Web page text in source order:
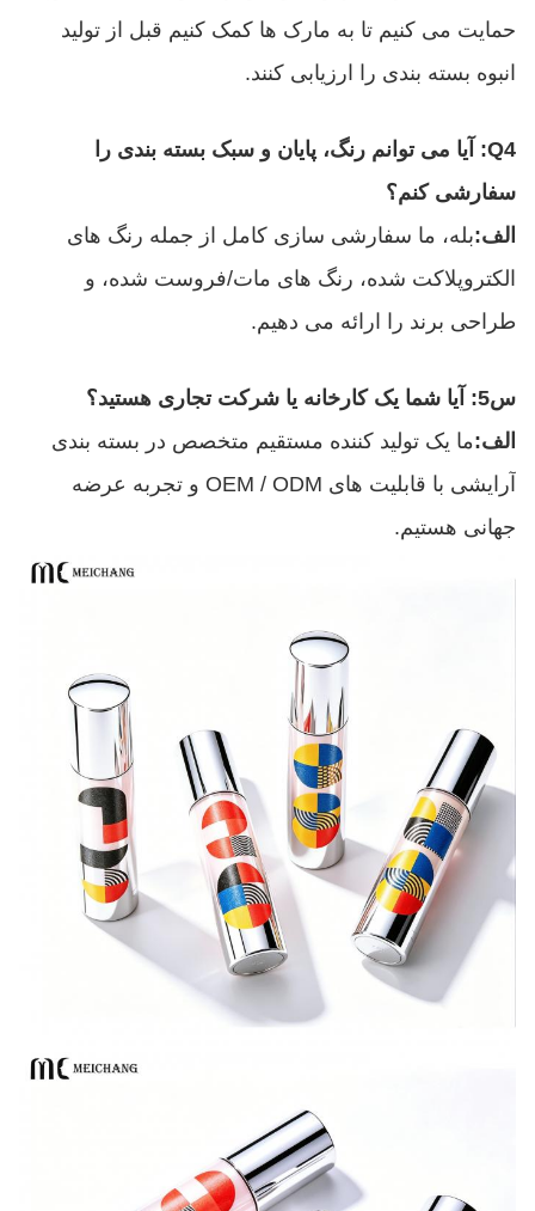
حمایت می کنیم تا به مارک ها کمک کنیم قبل از تولید
انبوه بسته بندی را ارزیابی کنند.
Q4: آیا می توانم رنگ، پایان و سبک بسته بندی را
سفارشی کنم؟
الف:بله، ما سفارشی سازی کامل از جمله رنگ های
الکتروپلاکت شده، رنگ های مات/فروست شده، و
طراحی برند را ارائه می دهیم.
س5: آیا شما یک کارخانه یا شرکت تجاری هستید؟
الف:ما یک تولید کننده مستقیم متخصص در بسته بندی
آرایشی با قابلیت های OEM / ODM و تجربه عرضه
جهانی هستیم.